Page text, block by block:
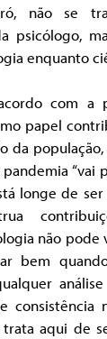
não se
psicólogo,
enquanto
com a
papel
da
“vai
longe de
não pode
bem
consistência
aqui de